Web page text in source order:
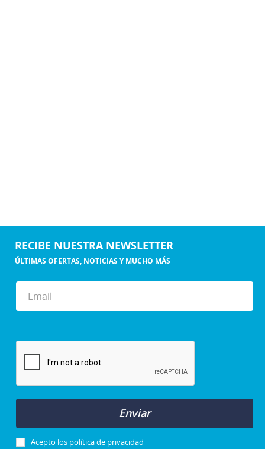
RECIBE NUESTRA NEWSLETTER
ÚLTIMAS OFERTAS, NOTICIAS Y MUCHO MÁS
Enviar
Acepto los política de privacidad